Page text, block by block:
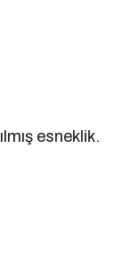
esneklik.